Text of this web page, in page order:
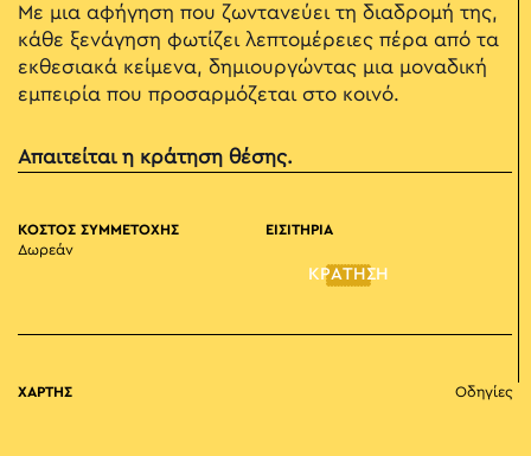
Με μια αφήγηση που ζωντανεύει τη διαδρομή της,
κάθε ξενάγηση φωτίζει λεπτομέρειες πέρα από τα
εκθεσιακά κείμενα, δημιουργώντας μια μοναδική
εμπειρία που προσαρμόζεται στο κοινό.
Απαιτείται η κράτηση θέσης.
ΚΟΣΤΟΣ ΣΥΜΜΕΤΟΧΗΣ
Δωρεάν
ΕΙΣΙΤΗΡΙΑ
ΚΡΑΤΗΣΗ
ΧΑΡΤΗΣ Οδηγίες